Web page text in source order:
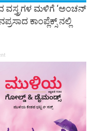
ವಸ್ತ್ರಗಳ ಮಳಿಗೆ ‘ಅಂಚನ್
ಕಾಂಪ್ಲೆಕ್ಸ್ ನಲ್ಲಿ